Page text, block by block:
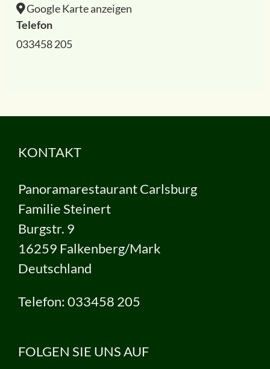
Google Karte anzeigen
Telefon
033458 205
KONTAKT
Panoramarestaurant Carlsburg
Familie Steinert
Burgstr. 9
16259 Falkenberg/Mark
Deutschland
Telefon: 033458 205
FOLGEN SIE UNS AUF